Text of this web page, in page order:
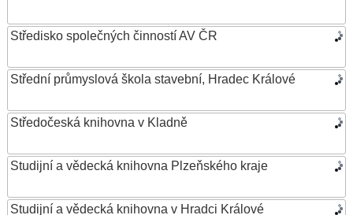
Středisko společných činností AV ČR
Střední průmyslová škola stavební, Hradec Králové
Středočeská knihovna v Kladně
Studijní a vědecká knihovna Plzeňského kraje
Studijní a vědecká knihovna v Hradci Králové